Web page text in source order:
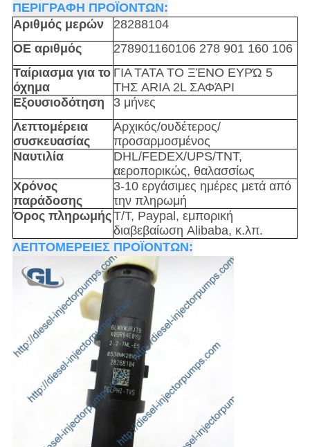
ΠΕΡΙΓΡΑΦΗ ΠΡΟΪΟΝΤΩΝ:
Αριθμός μερών
28288104
OE αριθμός
278901160106 278 901 160 106
Ταίριασμα για το
όχημα
ΓΙΑTATA ΤΟ ΞΈΝΟ ΕΥΡΏ 5
ΤΗΣ ARIA 2L ΣΑΦΆΡΙ
Εξουσιοδότηση
3 μήνες
Λεπτομέρεια
συσκευασίας
Αρχικός/ουδέτερος/
προσαρμοσμένος
Ναυτιλία
DHL/FEDEX/UPS/TNT,
αεροπορικώς, θαλασσίως
Χρόνος
παράδοσης
3-10 εργάσιμες ημέρες μετά από
την πληρωμή
Όρος πληρωμήςT/T, Paypal, εμπορική
διαβεβαίωση Alibaba, κ.λπ.
ΛΕΠΤΟΜΕΡΕΙΕΣ ΠΡΟΪΟΝΤΩΝ: